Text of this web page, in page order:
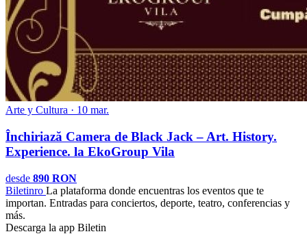
Arte y Cultura · 10 mar.
Închiriază Camera de Black Jack – Art. History.
Experience. la EkoGroup Vila
desde 890 RON
Biletinro La plataforma donde encuentras los eventos que te
importan. Entradas para conciertos, deporte, teatro, conferencias y
más.
Descarga la app Biletin